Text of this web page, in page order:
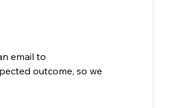
email to
outcome, so we